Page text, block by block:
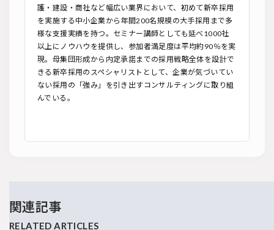
護・建設・商社など幅広い業界において、初めて新卒採用
を実施する中小企業から年間200名規模の大手採用まで多
様な支援実績を持つ。セミナー講師としても延べ1000社
以上にノウハウを提供し、参加者満足度は平均約90％を実
現。母集団形成から内定承諾までの採用戦略全体を設計で
きる新卒採用のスペシャリストとして、企業が気づいてい
ない採用の「強み」を引き出すコンサルティングに取り組
んでいる。
関連記事